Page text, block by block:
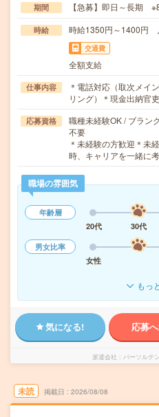
期間 【急募】即日～長期
時給 時給1350円～1400円
交通費
全額支給
仕事内容
＊電話対応（取次メイ
リング）＊現金出納官吏
応募資格
職種未経験OK / ブラン
不要
＊未経験の方歓迎＊未
時、キャリアを一緒に
職場の雰囲気
年齢層
20代
30代
男女比率
女性
もっ
気になる! 応募
派遣会社 パーソルテ
未読 掲載日 2026/08/08